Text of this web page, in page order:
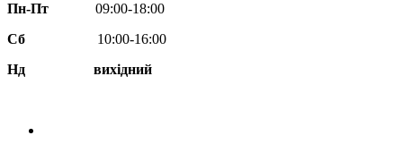
Пн-Пт
09:00-18:00
Сб
10:00-16:00
Нд вихідний